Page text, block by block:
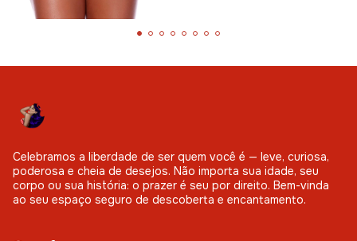
Celebramos a liberdade de ser quem você é — leve, curiosa,
poderosa e cheia de desejos. Não importa sua idade, seu
corpo ou sua história: o prazer é seu por direito. Bem-vinda
ao seu espaço seguro de descoberta e encantamento.